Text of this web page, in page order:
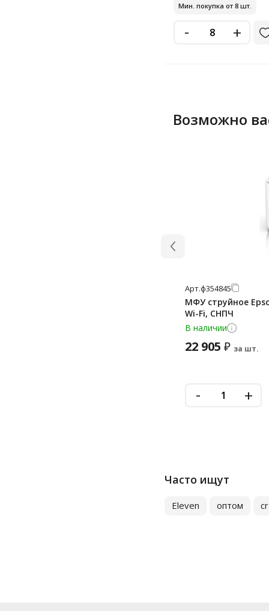
Мин. покупка от 8 шт.
- +
Возможно
Арт.ф354845
МФУ струйное
Wi-Fi, СНПЧ
В наличии
22 905 ₽ за шт.
- +
Часто ищут
Eleven оптом